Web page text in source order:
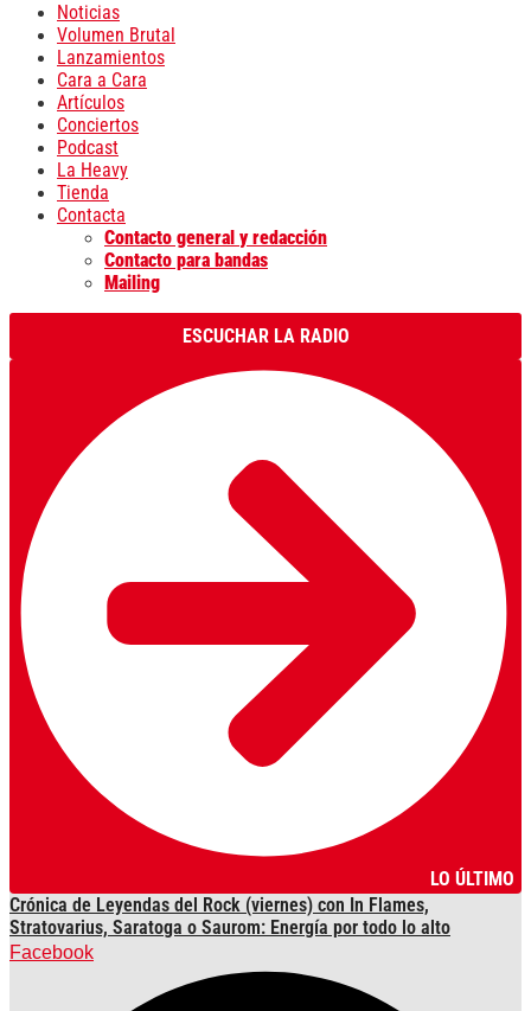
Noticias
Volumen Brutal
Lanzamientos
Cara a Cara
Artículos
Conciertos
Podcast
La Heavy
Tienda
Contacta
Contacto general y redacción
Contacto para bandas
Mailing
ESCUCHAR LA RADIO
LO ÚLTIMO
Crónica de Leyendas del Rock (viernes) con In Flames,
Stratovarius, Saratoga o Saurom: Energía por todo lo alto
Facebook